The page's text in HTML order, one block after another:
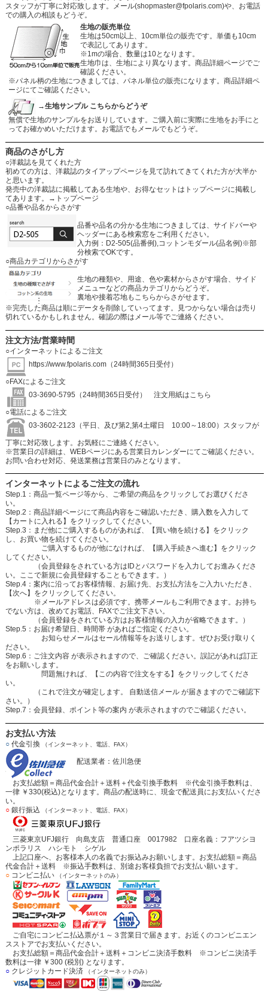
スタッフが丁寧に対応致します。メール(shopmaster@fpolaris.com)や、お電話
での購入の相談もどうぞ。
生地の販売単位
生地は50cm以上、10cm単位の販売です。単価も10cm
で表記してあります。
※1mの場合、数量は10となります。
生地巾は、生地により異なります。商品詳細ページでご
確認ください。
※パネル柄の生地につきましては、パネル単位の販売になります。商品詳細ペ
ージにてご確認ください。
→生地サンプル こちらからどうぞ
無償で生地のサンプルをお送りしています。ご購入前に実際に生地をお手にと
ってお確かめいただけます。お電話でもメールでもどうぞ。
商品のさがし方
○洋裁誌を見てくれた方
初めての方は、洋裁誌のタイアップページを見て訪れてきてくれた方が大半か
と思います。
発売中の洋裁誌に掲載してある生地や、お得なセットはトップページに掲載し
てあります。
→トップページ
○品番や品名からさがす
品番や品名の分かる生地につきましては、サイドバーや
ヘッダーにある検索窓をご利用ください。
入力例：D2-505(品番例),コットンモダール(品名例)※部
分検索でOKです。
○商品カテゴリからさがす
生地の種類や、用途、色や素材からさがす場合、サイド
メニューなどの商品カテゴリからどうぞ。
裏地や接着芯地もこちらからさがせます。
※完売した商品は順にデータを削除していってます。見つからない場合は売り
切れているかもしれません。確認の際はメール等でご連絡ください。
注文方法/営業時間
○インターネットによるご注文
https://www.fpolaris.com（24時間365日受付）
○FAXによるご注文
03-3690-5795（24時間365日受付）
注文用紙はこちら
○電話によるご注文
03-3602-2123（平日、及び第2,第4土曜日 10:00～18:00）スタッフが
丁寧に対応致します。お気軽にご連絡ください。
※営業日の詳細は、WEBページにある営業日カレンダーにてご確認ください。
お問い合わせ対応、発送業務は営業日のみとなります。
インターネットによるご注文の流れ
Step.1：商品一覧ページ等から、ご希望の商品をクリックしてお選びくださ
い。
Step.2：商品詳細ページにて商品内容をご確認いただき、購入数を入力して
【カートに入れる】をクリックしてください。
Step.3：まだ他にご購入するものがあれば、【買い物を続ける】をクリック
し、お買い物を続けてください。
ご購入するものが他になければ、【購入手続きへ進む】をクリック
してください。
（会員登録をされている方はIDとパスワードを入力してお進みくださ
い。ここで新規に会員登録することもできます。）
Step.4：案内に沿ってお客様情報、お届け先、お支払方法をご入力いただき、
【次へ】をクリックしてください。
※メールアドレスは必須です。携帯メールもご利用できます。お持ち
でない方は、改めてお電話、FAXでご注文下さい。
（会員登録をされている方はお客様情報の入力が省略できます。）
Step.5：お届け希望日、時間帯 があればご指定ください。
お知らせメールはセール情報等をお送りします。ぜひお受け取りく
ださい。
Step.6：ご注文内容 が表示されますので、ご確認ください。誤記があれば訂正
をお願いします。
問題無ければ、【この内容で注文をする】をクリックしてくださ
い。
（これで注文が確定します。 自動送信メール が届きますのでご確認下
さい。）
Step.7：会員登録、ポイント等の案内 が表示されますのでご確認ください。
お支払い方法
○代金引換 （インターネット、電話、FAX）
配送業者：佐川急便
お支払総額＝商品代金合計＋送料＋代金引換手数料 ※代金引換手数料は、
一律 ￥330(税込)となります。商品の配送時に、現金で配送員にお支払いくださ
い。
○銀行振込 （インターネット、電話、FAX）
三菱東京UFJ銀行 向島支店 普通口座 0017982 口座名義：フアツシヨ
ンポラリス ハシモト シゲル
上記口座へ、お客様本人の名義でお振込みお願いします。お支払総額＝商品
代金合計＋送料 ※振込手数料は、別途お客様負担でお支払い願います。
○コンビニ払い （インターネットのみ）
ご自宅にコンビニ払込票が１～３営業日で届きます。お近くのコンビニエン
スストアでお支払いください。
お支払総額＝商品代金合計＋送料＋コンビニ決済手数料 ※コンビニ決済手
数料は一律 ￥300 (税別) となります。
○クレジットカード決済 （インターネットのみ）